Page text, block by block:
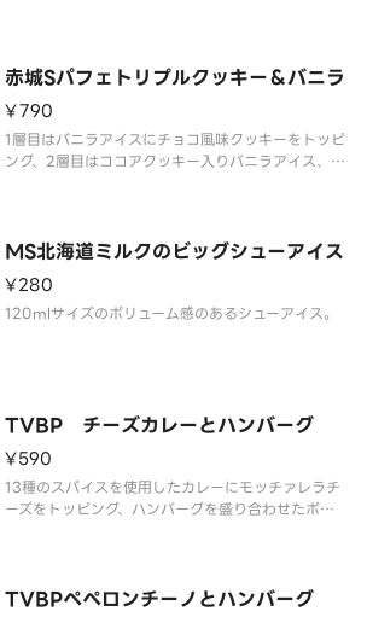
赤城Sパフェトリプルクッキー＆バニラ
¥790
1層目はバニラアイスにチョコ風味クッキーをトッピ
ング、2層目はココアクッキー入りバニラアイス、2
MS北海道ミルクのビッグシューアイス
¥280
120mlサイズのボリューム感のあるシューアイス。
TVBP チーズカレーとハンバーグ
¥590
13種のスパイスを使用したカレーにモッチァレラチ
ーズをトッピング、ハンバーグを盛り合わせたボリ
TVBPペペロンチーノとハンバーグ